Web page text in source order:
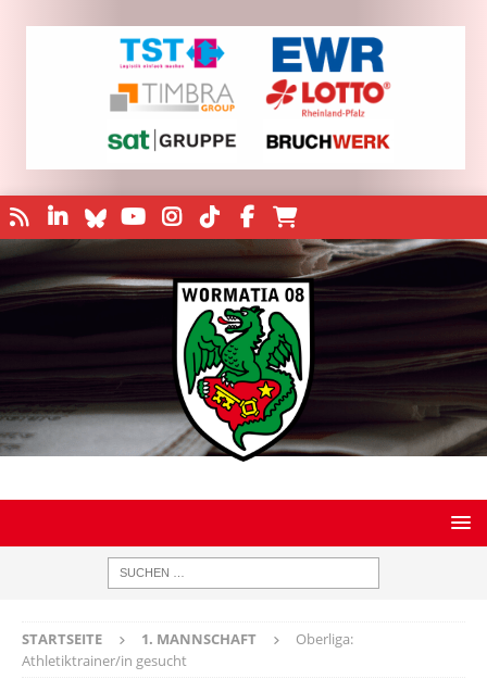
STARTSEITE 1. MANNSCHAFT
Oberliga:
Athletiktrainer/in gesucht